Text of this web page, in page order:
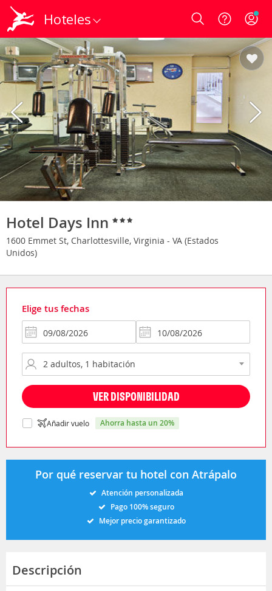
Hoteles Login
Hotel Days Inn
1600 Emmet St, Charlottesville, Virginia - VA (Estados
Unidos)
Elige tus fechas
VER DISPONIBILIDAD
Añadir vuelo ahorra hasta un 20%
Por qué reservar tu hotel con Atrápalo
Atención personalizada
Pago 100% seguro
Mejor precio garantizado
Descripción